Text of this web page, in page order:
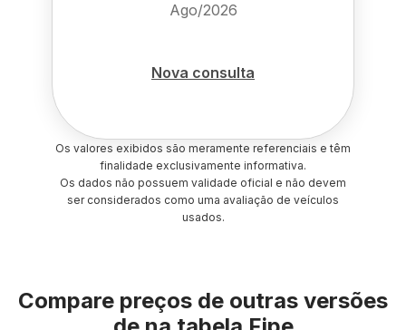
Ago/2026
Nova consulta
Os valores exibidos são meramente referenciais e têm
finalidade exclusivamente informativa.
Os dados não possuem validade oficial e não devem
ser considerados como uma avaliação de veículos
usados.
Compare preços de outras versões